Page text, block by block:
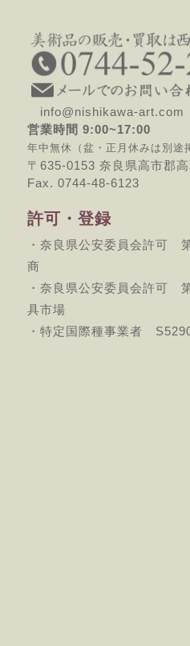
info@nishikawa-art.com
営業時間 9:00~17:00
年中無休（盆・正月休みは別途
〒635-0153 奈良県高市郡
Fax. 0744-48-6123
許可・登録
・奈良県公安委員会許可
商
・奈良県公安委員会許可
具市場
・特定国際種事業者